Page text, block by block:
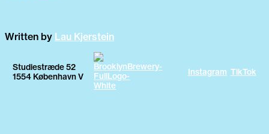
Written by Lau Kjerstein
Studiestræde 52
1554 København V
Instagram TikTok